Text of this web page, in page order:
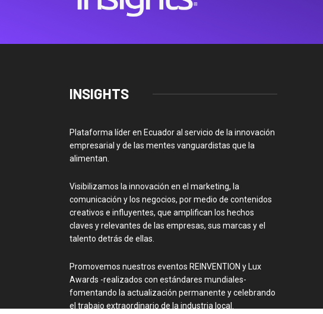
INSIGHTS
Plataforma líder en Ecuador al servicio de la innovación
empresarial y de las mentes vanguardistas que la
alimentan.
Visibilizamos la innovación en el marketing, la
comunicación y los negocios, por medio de contenidos
creativos e influyentes, que amplifican los hechos
claves y relevantes de las empresas, sus marcas y el
talento detrás de ellas.
Promovemos nuestros eventos REINVENTION y Lux
Awards -realizados con estándares mundiales-
fomentando la actualización permanente y celebrando
el trabajo extraordinario de la industria local.